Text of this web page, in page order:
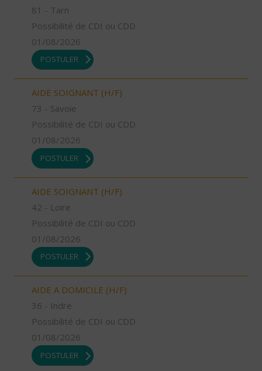
81 - Tarn
Possibilité de CDI ou CDD
01/08/2026
POSTULER
AIDE SOIGNANT (H/F)
73 - Savoie
Possibilité de CDI ou CDD
01/08/2026
POSTULER
AIDE SOIGNANT (H/F)
42 - Loire
Possibilité de CDI ou CDD
01/08/2026
POSTULER
AIDE A DOMICILE (H/F)
36 - Indre
Possibilité de CDI ou CDD
01/08/2026
POSTULER